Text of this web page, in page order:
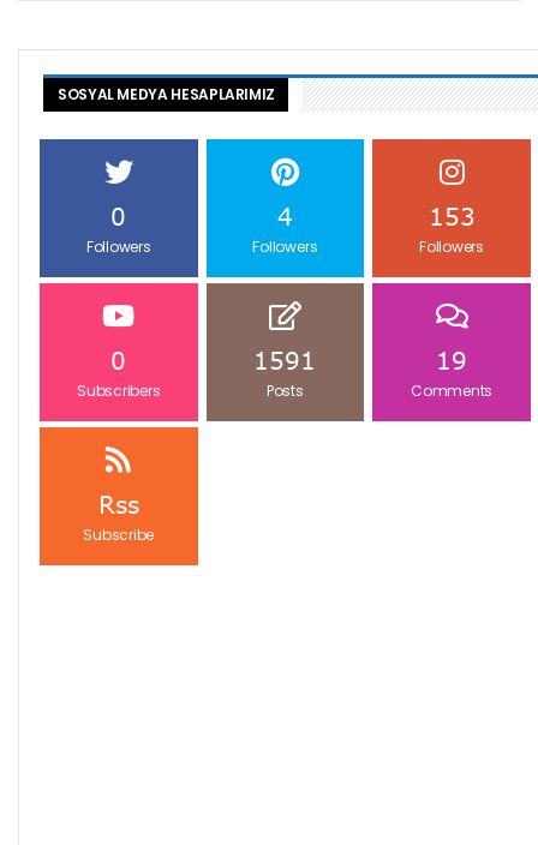
SOSYAL MEDYA HESAPLARIMIZ
0
Followers
4
Followers
153
Followers
0
Subscribers
1591
Posts
19
Comments
Rss
Subscribe